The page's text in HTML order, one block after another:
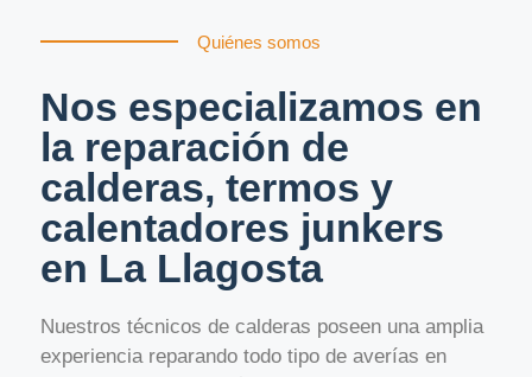
Quiénes somos
Nos especializamos en
la reparación de
calderas, termos y
calentadores junkers
en La Llagosta
Nuestros técnicos de calderas poseen una amplia
experiencia reparando todo tipo de averías en